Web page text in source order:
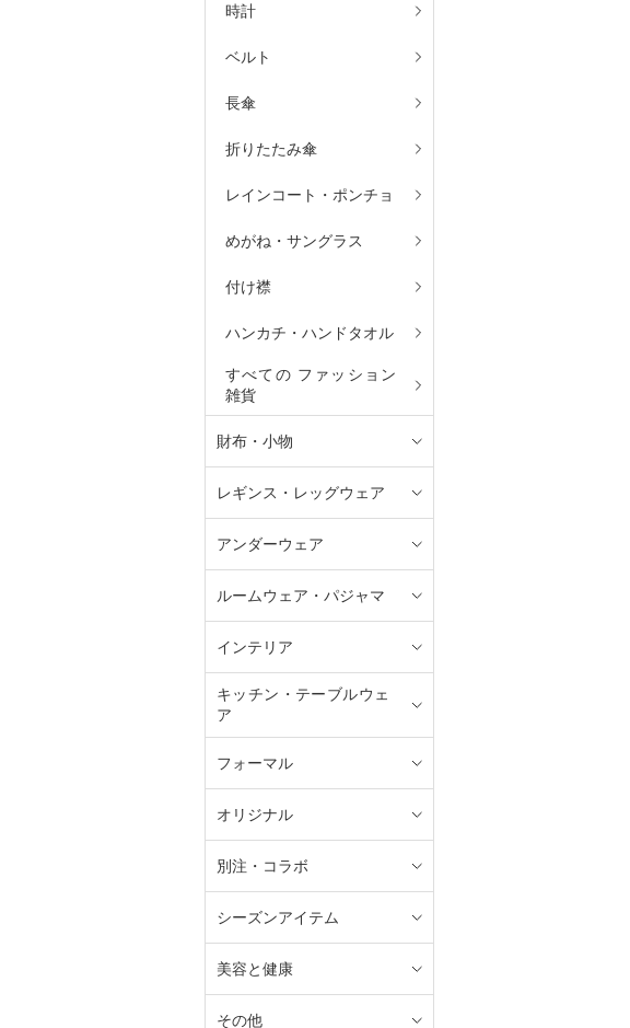
時計
ベルト
長傘
折りたたみ傘
レインコート・ポンチョ
めがね・サングラス
付け襟
ハンカチ・ハンドタオル
すべての ファッション
雑貨
財布・小物
レギンス・レッグウェア
アンダーウェア
ルームウェア・パジャマ
インテリア
キッチン・テーブルウェ
ア
フォーマル
オリジナル
別注・コラボ
シーズンアイテム
美容と健康
その他